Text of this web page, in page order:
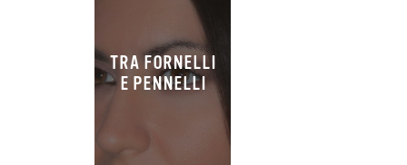
TRA FORNELLI
E PENNELLI